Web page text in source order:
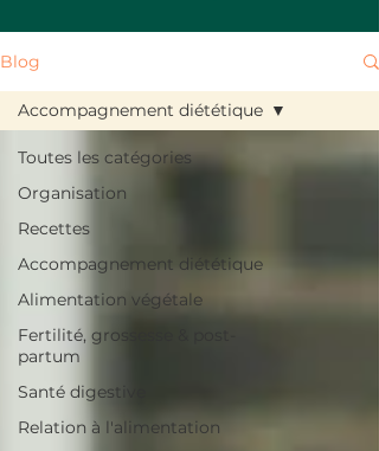
Blog
Toutes les catégories
Organisation
Recettes
Accompagnement diététique
Alimentation végétale
Fertilité, grossesse & post-
partum
Santé digestive
Relation à l'alimentation
Accompagnement diététique